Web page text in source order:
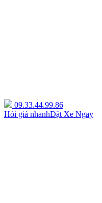
09.33.44.99.86
Hỏi giá nhanhĐặt Xe Ngay